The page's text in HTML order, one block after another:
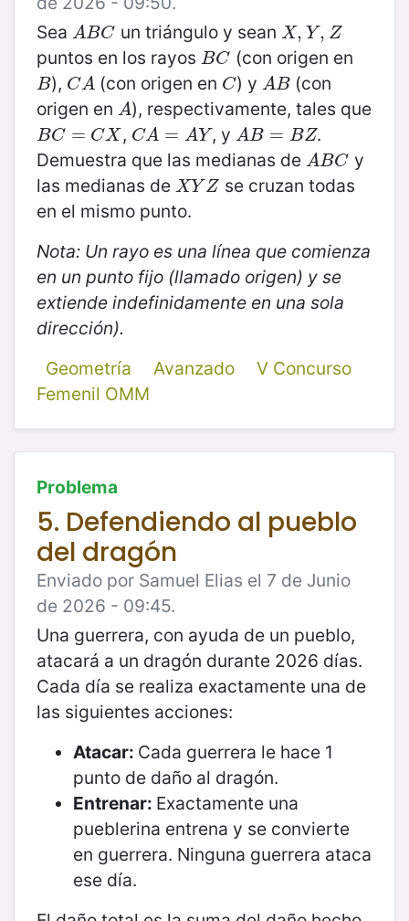
Sea ABC
ABC un triángulo y sean X, Y, Z
X,Y,Z
puntos en los rayos BC
BC (con origen en
B
B), CA
CA(con origen en C
C) y AB
AB (con
origen en A
A), respectivamente, tales que
BC = CX
BC= C X , CA = AY
CA=AY , yAB = BZ
AB=BZ
.
Demuestra que las medianas de ABC
ABC y
las medianas de XY Z
XYZ
se cruzan todas
en el mismo punto.
Nota: Un rayo es una línea que comienza
en un punto fijo (llamado origen) y se
extiende indefinidamente en una sola
dirección).
Geometría
Avanzado
V Concurso
Femenil OMM
Problema
5. Defendiendo al pueblo
del dragón
Enviado por Samuel Elias el 7 de Junio
de 2026 - 09:45.
Una guerrera, con ayuda de un pueblo,
atacará a un dragón durante 2026 días.
Cada día se realiza exactamente una de
las siguientes acciones:
Atacar: Cada guerrera le hace 1
punto de daño al dragón.
Entrenar: Exactamente una
pueblerina entrena y se convierte
en guerrera. Ninguna guerrera ataca
ese día.